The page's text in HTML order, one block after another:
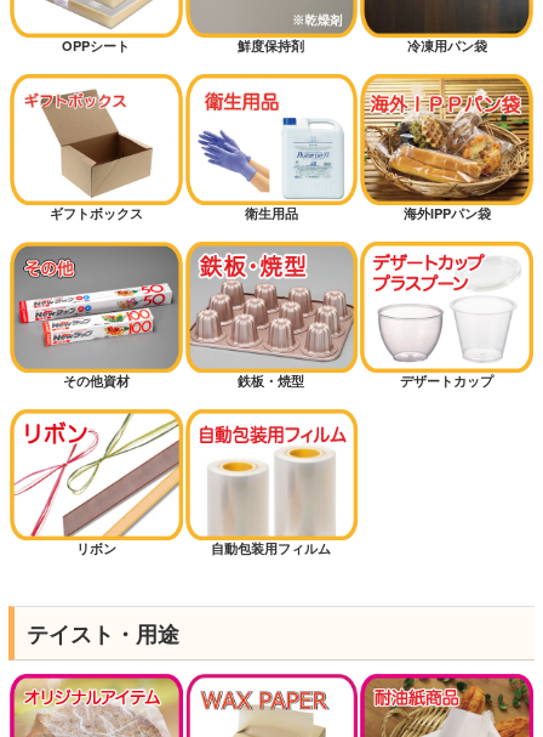
OPPシート 鮮度保持剤 冷凍用パン袋
ギフトボックス 衛生用品 海外IPPパン袋
その他資材 鉄板・焼型 デザートカップ
リボン 自動包装用フィルム
テイスト・用途